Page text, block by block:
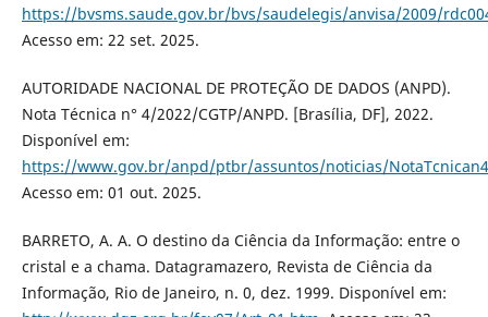
https://bvsms.saude.gov.br/bvs/saudelegis/anvisa/2009/
Acesso em: 22 set. 2025.
AUTORIDADE NACIONAL DE PROTEÇÃO DE DADOS (ANPD).
Nota Técnica n° 4/2022/CGTP/ANPD. [Brasília, DF], 2022.
Disponível em:
https://www.gov.br/anpd/ptbr/assuntos/noticias/
Acesso em: 01 out. 2025.
BARRETO, A. A. O destino da Ciência da Informação: entre o
cristal e a chama. Datagramazero, Revista de Ciência da
Informação, Rio de Janeiro, n. 0, dez. 1999. Disponível em: